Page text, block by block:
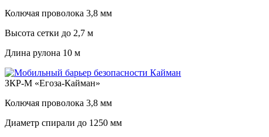
Колючая проволока 3,8 мм
Высота сетки до 2,7 м
Длина рулона 10 м
ЗКР-М «Егоза-Кайман»
Колючая проволока 3,8 мм
Диаметр спирали до 1250 мм